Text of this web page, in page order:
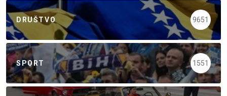
DRUŠTVO 9651
SPORT 1551